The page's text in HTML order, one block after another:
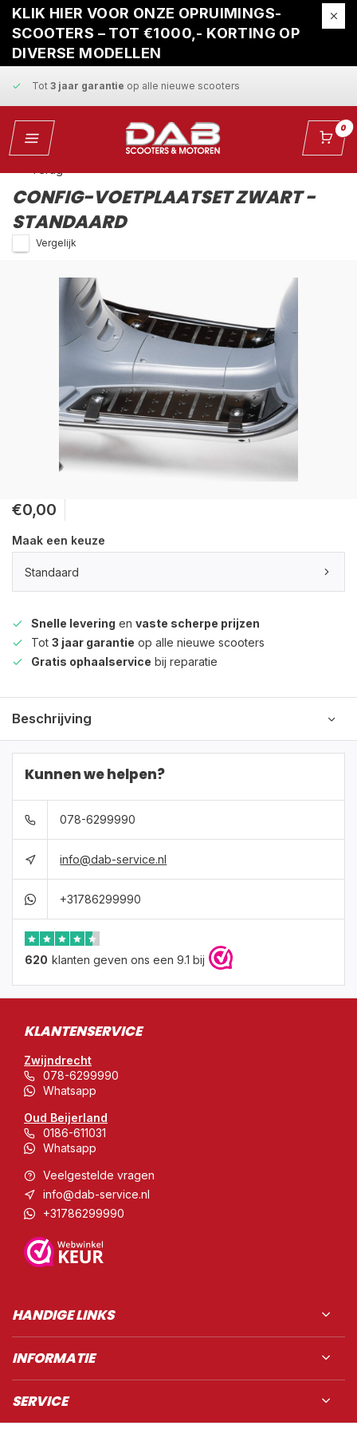
KLIK HIER VOOR ONZE OPRUIMINGS-
SCOOTERS – TOT €1000,- KORTING OP
DIVERSE MODELLEN
Gratis ophaalservicebij reparatie
Snelle leveringen vaste scherpe prijzen
Tot 3 jaar garantie op alle nieuwe scooters
Gratis ophaalservicebij reparatie 0
CONFIG-VOETPLAATSET ZWART -
STANDAARD
Vergelijk
€0,00
Maak een keuze
Standaard
Snelle levering en vaste scherpe prijzen
Tot 3 jaar garantie op alle nieuwe scooters
Gratis ophaalservice bij reparatie
Beschrijving
Kunnen we helpen?
078-6299990
info@dab-service.nl
+31786299990
620 klanten geven ons een 9.1 bij
KLANTENSERVICE
Zwijndrecht
078-6299990
Whatsapp
Oud Beijerland
0186-611031
Whatsapp
Veelgestelde vragen
info@dab-service.nl
+31786299990
HANDIGE LINKS
INFORMATIE
SERVICE